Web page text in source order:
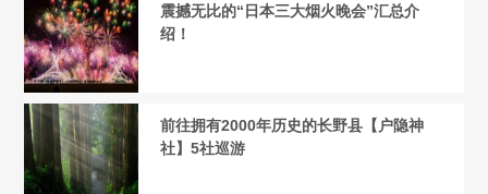
震撼无比的“日本三大烟火晚会”汇总介
绍！
前往拥有2000年历史的长野县【户隐神
社】5社巡游